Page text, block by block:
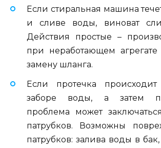
Если стиральная машина
и сливе воды, виноват
Действия простые –
при неработающем
замену шланга.
Если протечка
заборе воды, а затем
проблема может
патрубков. Возможны
патрубков: залива воды в